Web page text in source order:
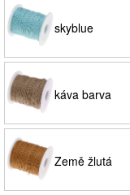
skyblue
káva barva
Země žlutá